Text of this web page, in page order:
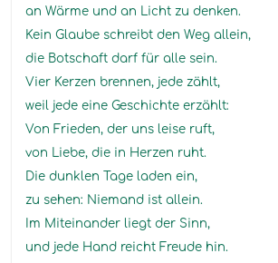
an Wärme und an Licht zu denken.
Kein Glaube schreibt den Weg allein,
die Botschaft darf für alle sein.
Vier Kerzen brennen, jede zählt,
weil jede eine Geschichte erzählt:
Von Frieden, der uns leise ruft,
von Liebe, die in Herzen ruht.
Die dunklen Tage laden ein,
zu sehen: Niemand ist allein.
Im Miteinander liegt der Sinn,
und jede Hand reicht Freude hin.